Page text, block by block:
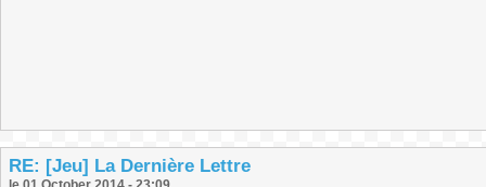
RE: [Jeu] La Dernière Lettre